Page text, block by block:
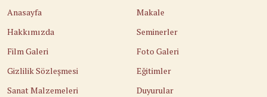
Anasayfa
Hakkımızda
Film Galeri
Gizlilik Sözleşmesi
Sanat Malzemeleri
Makale
Seminerler
Foto Galeri
Eğitimler
Duyurular